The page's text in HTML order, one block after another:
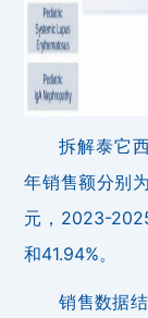
拆解泰它
年销售额分别
元，2023-
和41.94%。
销售数据